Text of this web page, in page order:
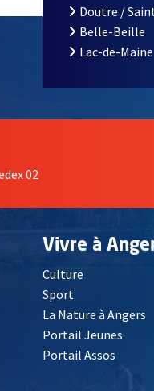
fenêtre
nouvelle
RSS
Doutre /
Belle-Beille
Lac-de-Maine
02
Vivre à
Culture
Sport
La Nature à Angers
Portail Jeunes
Portail Assos